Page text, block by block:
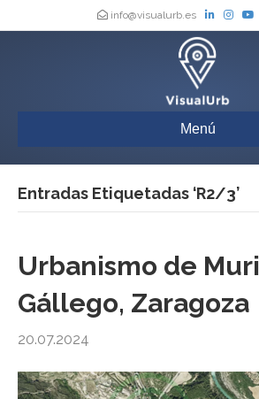
info@visualurb.es
Menú
Entradas Etiquetadas ‘R2/3’
Urbanismo de
Gállego, Zaragoza
20.07.2024